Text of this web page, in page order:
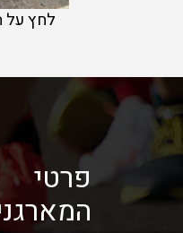
לחץ על
פרטי